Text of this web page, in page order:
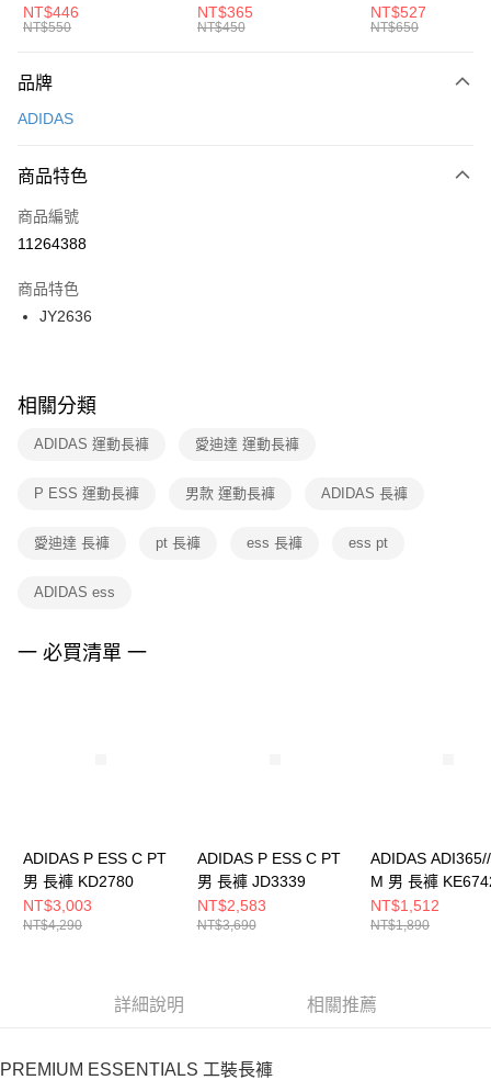
元大商業銀行
台灣樂天信用卡公司
AFTEE先享後付
【關於「AFTEE先享後付」】
便利好安心！
３．安心：先確認商品／服務後，再付款。
【「AFTEE先享後付」結帳流程】
１．於結帳方式選擇「AFTEE先享後付」後，將跳轉至「AFTEE先享後付」
２．訂單成立數日內，您將收到繳費通知簡訊。
３．收到繳費通知簡訊後14天內，點擊此簡訊中的連結，可透過四大超商／
ATM／網路銀行／等多元方式進行付款，方視為交易完成。
※ 交易是否成功請以「AFTEE先享後付 」之結帳頁面顯示為準，若有關於
是否繳費成功／繳費後需取消欲退款等相關疑問，請聯繫「AFTEE先享後付
客戶支援中心」https://netprotections.freshdesk.com/support/home
１．透過由恩沛科技股份有限公司提供之「AFTEE先享後付」服務完成之交
權轉讓予恩沛科技股份有限公司。
３．未成年的使用者請事先徵得法定代理人或監護人之同意方可使用
４．使用「AFTEE先享後付」時，將依據個別帳號之用戶狀況，依本公司即
運送方式
每筆NT$100，滿NT$1,500(含以上)免運費
宅配
每筆NT$100，滿NT$1,500(含以上)免運費
付款後門市自取
每筆NT$100，滿NT$1,500(含以上)免運費
中統襪 FZ3393100
NT$446
NT$550
EMBRDY 男女 短統襪
FZ3073133
NT$365
NT$450
BA5871010
NT$527
NT$650
品牌
ADIDAS
商品特色
商品編號
11264388
商品特色
JY2636
相關分類
ADIDAS 運動長褲 愛迪達 運動長褲
P ESS 運動長褲 男款 運動長褲 ADIDAS 長褲
愛迪達 長褲 pt 長褲 ess 長褲 ess pt
ADIDAS ess
一 必買清單 一
ADIDAS P ESS C PT
男 長褲 KD2780
NT$3,003
NT$4,290
ADIDAS P ESS C PT
男 長褲 JD3339
NT$2,583
NT$3,690
ADIDAS
M 男 長褲
NT$1,512
NT$1,890
詳細說明 相關推薦
PREMIUM ESSENTIALS 工裝長褲